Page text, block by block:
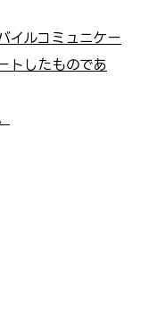
イルコミュニケー
トしたものであ